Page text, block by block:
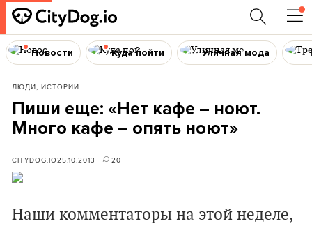
Новости Куда пойти Уличная мода
ЛЮДИ, ИСТОРИИ
Пиши еще: «Нет кафе – ноют.
Много кафе – опять ноют»
CITYDOG.IO25.10.2013 20
Наши комментаторы на этой неделе,